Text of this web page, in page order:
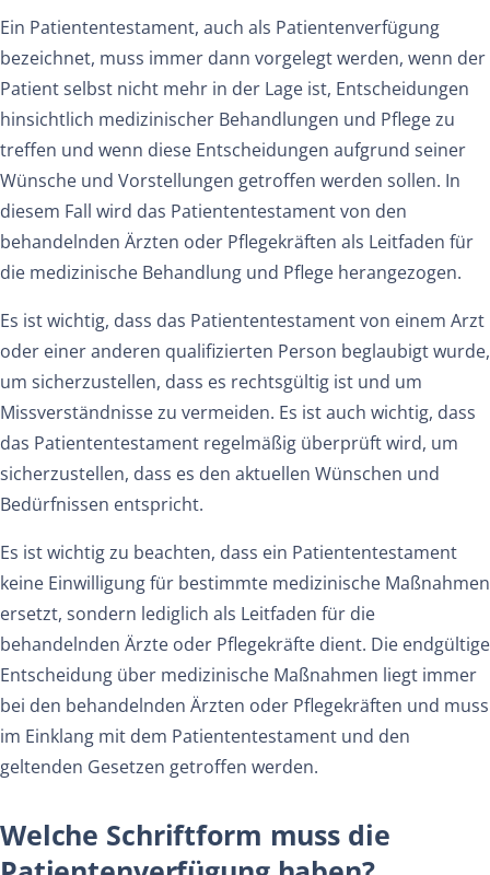
Ein Patiententestament, auch als Patientenverfügung
bezeichnet, muss immer dann vorgelegt werden, wenn der
Patient selbst nicht mehr in der Lage ist, Entscheidungen
hinsichtlich medizinischer Behandlungen und Pflege zu
treffen und wenn diese Entscheidungen aufgrund seiner
Wünsche und Vorstellungen getroffen werden sollen. In
diesem Fall wird das Patiententestament von den
behandelnden Ärzten oder Pflegekräften als Leitfaden für
die medizinische Behandlung und Pflege herangezogen.
Es ist wichtig, dass das Patiententestament von einem Arzt
oder einer anderen qualifizierten Person beglaubigt wurde,
um sicherzustellen, dass es rechtsgültig ist und um
Missverständnisse zu vermeiden. Es ist auch wichtig, dass
das Patiententestament regelmäßig überprüft wird, um
sicherzustellen, dass es den aktuellen Wünschen und
Bedürfnissen entspricht.
Es ist wichtig zu beachten, dass ein Patiententestament
keine Einwilligung für bestimmte medizinische Maßnahmen
ersetzt, sondern lediglich als Leitfaden für die
behandelnden Ärzte oder Pflegekräfte dient. Die endgültige
Entscheidung über medizinische Maßnahmen liegt immer
bei den behandelnden Ärzten oder Pflegekräften und muss
im Einklang mit dem Patiententestament und den
geltenden Gesetzen getroffen werden.
Welche Schriftform muss die